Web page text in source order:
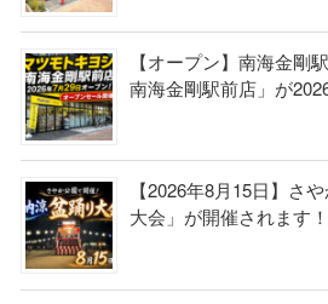
【オープン】南海金剛
南海金剛駅前店」が
【2026年8月15日】さ
大会」が開催されます！